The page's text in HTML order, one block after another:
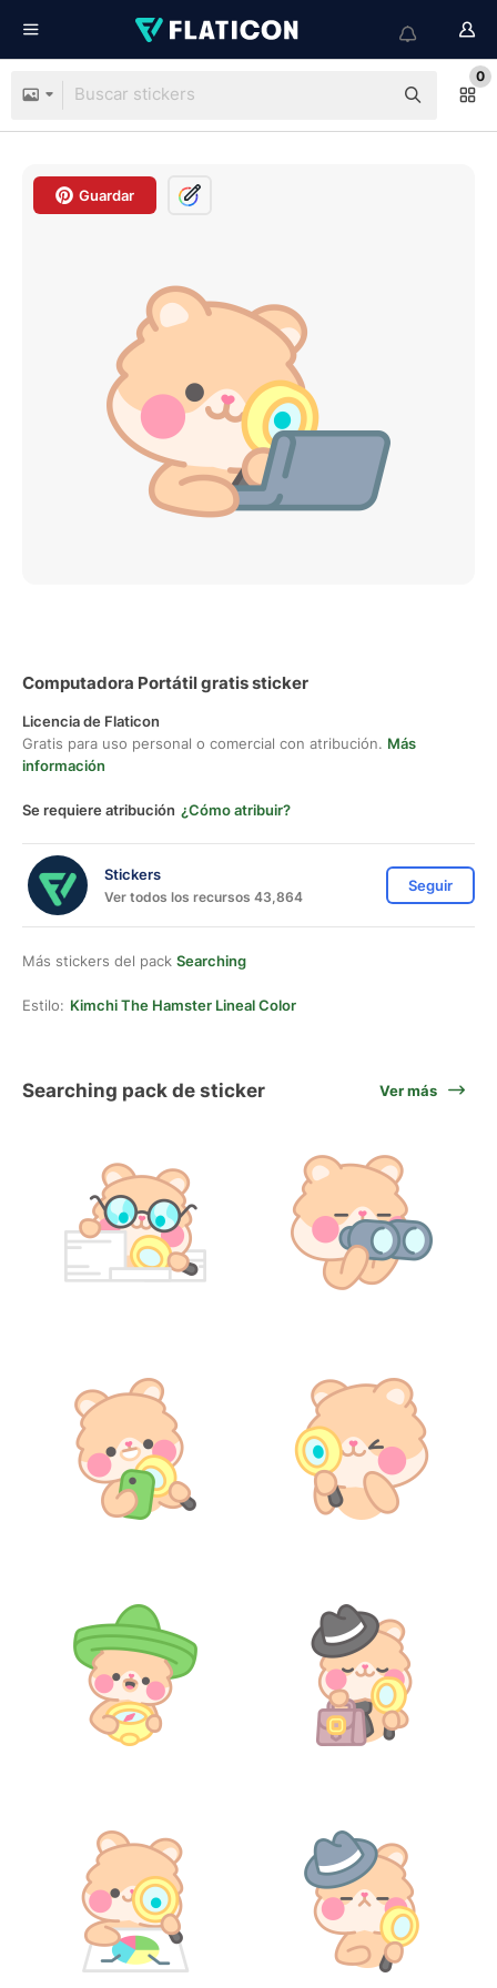
0
Guardar
Computadora Portátil gratis sticker
Licencia de Flaticon
Gratis para uso personal o comercial con atribución. Más
información
Se requiere atribución ¿Cómo atribuir?
Stickers
Ver todos los recursos 43,864
Seguir
Más stickers del pack Searching
Estilo: Kimchi The Hamster Lineal Color
Searching pack de sticker Ver más